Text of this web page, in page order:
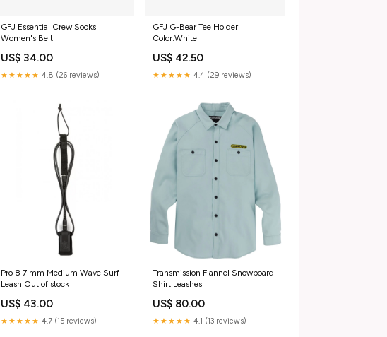
GFJ Essential Crew Socks
Women's Belt
US$ 34.00
★★★★★ 4.8 (26 reviews)
GFJ G-Bear Tee Holder
Color:White
US$ 42.50
★★★★★ 4.4 (29 reviews)
Pro 8 7 mm Medium Wave Surf
Leash Out of stock
US$ 43.00
★★★★★ 4.7 (15 reviews)
Transmission Flannel Snowboard
Shirt Leashes
US$ 80.00
★★★★★ 4.1 (13 reviews)